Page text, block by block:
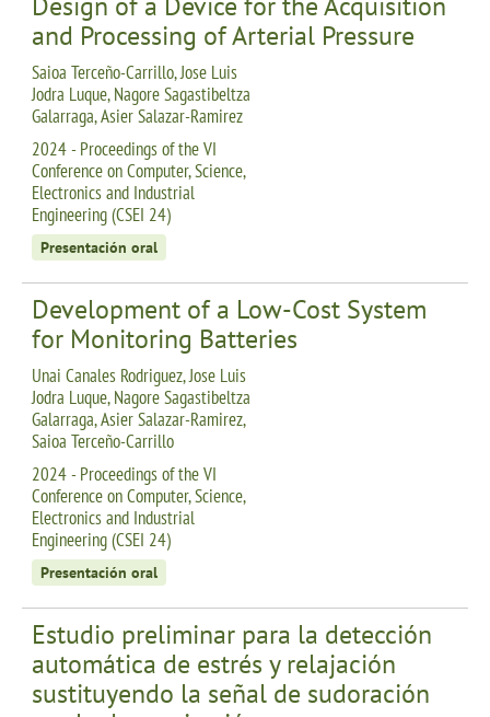
and Processing of Arterial Pressure
Saioa Terceño-Carrillo, Jose Luis
Jodra Luque, Nagore Sagastibeltza
Galarraga, Asier Salazar-Ramirez
2024 - Proceedings of the VI
Conference on Computer, Science,
Electronics and Industrial
Engineering (CSEI 24)
Presentación oral
Development of a Low-Cost System
for Monitoring Batteries
Unai Canales Rodriguez, Jose Luis
Jodra Luque, Nagore Sagastibeltza
Galarraga, Asier Salazar-Ramirez,
Saioa Terceño-Carrillo
2024 - Proceedings of the VI
Conference on Computer, Science,
Electronics and Industrial
Engineering (CSEI 24)
Presentación oral
Estudio preliminar para la detección
automática de estrés y relajación
sustituyendo la señal de sudoración